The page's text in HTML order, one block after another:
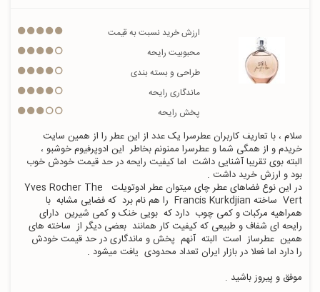
ارزش خرید نسبت به قیمت
محبوبیت رایحه
طراحی و بسته بندی
ماندگاری رایحه
پخش رایحه
در این نوع فضاهای عطر چای میتوان عطر ادوتویلت  Yves Rocher The
موفق و پیروز باشید .